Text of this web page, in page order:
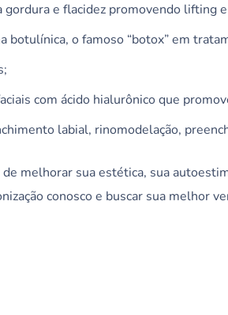
e flacidez promovendo lifting
botulínica, o famoso “botox” em
com ácido hialurônico que
labial, rinomodelação,
melhorar sua estética, sua
conosco e buscar sua melhor